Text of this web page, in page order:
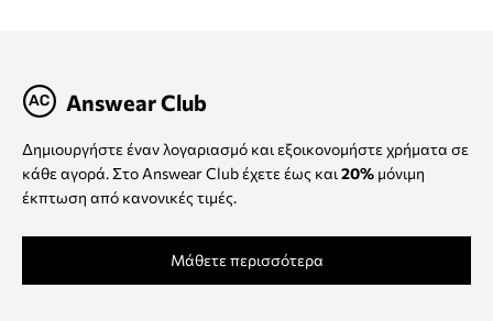
Answear Club
Δημιουργήστε έναν λογαριασμό και εξοικονομήστε χρήματα σε
κάθε αγορά. Στο Answear Club έχετε έως και 20% μόνιμη
έκπτωση από κανονικές τιμές.
Μάθετε περισσότερα